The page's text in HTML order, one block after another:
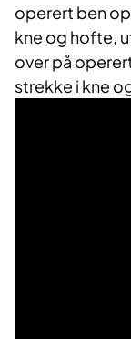
operert ben
kne og hofte,
over på
strekke i kne